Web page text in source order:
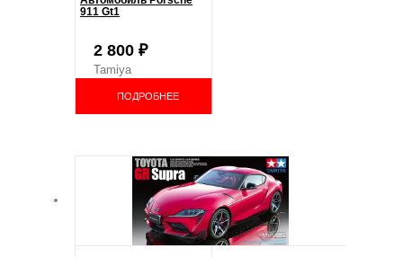
911 Gt1
2 800 ₽
Tamiya
ПОДРОБНЕЕ